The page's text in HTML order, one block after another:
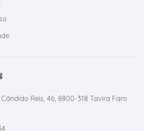
Reis, 46, 8800-318 Tavira Faro